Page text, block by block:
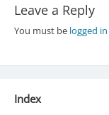
Leave a Reply
You must be logged in
Index